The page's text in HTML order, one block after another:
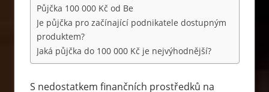
Půjčka 100 000 Kč od Be
Je půjčka pro začínající podnikatele dostupným
produktem?
Jaká půjčka do 100 000 Kč je nejvýhodnější?
S nedostatkem finančních prostředků na